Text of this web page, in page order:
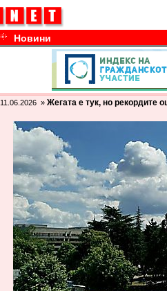
Новини
11.06.2026 » Жегата е тук, но рекордите